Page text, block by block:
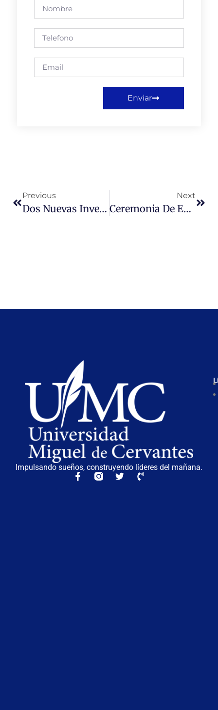
Enviar
Previous
Dos Nuevas Investigaciones Del Equipo De Postgrado En Educación Son Publicados En Revista Edusol.
Next
Ceremonia De Entrega De Certificados Del Curso “Lengua Y Cultura Italiana” En La Universidad Miguel De Cervantes
Impulsando sueños, construyendo líderes del mañana.